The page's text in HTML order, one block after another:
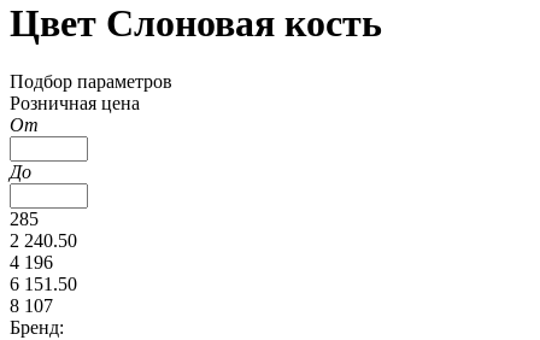
Цвет Слоновая кость
Подбор параметров
Розничная цена
От
До
285
2 240.50
4 196
6 151.50
8 107
Бренд: